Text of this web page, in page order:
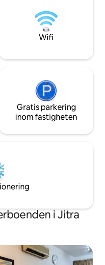
med
utrustat kök • Gratis WiFi och säker
parkering • Muslimvänlig och
familjevänlig miljö
Wifi
Gratis parkering
inom fastigheten
i Jitra